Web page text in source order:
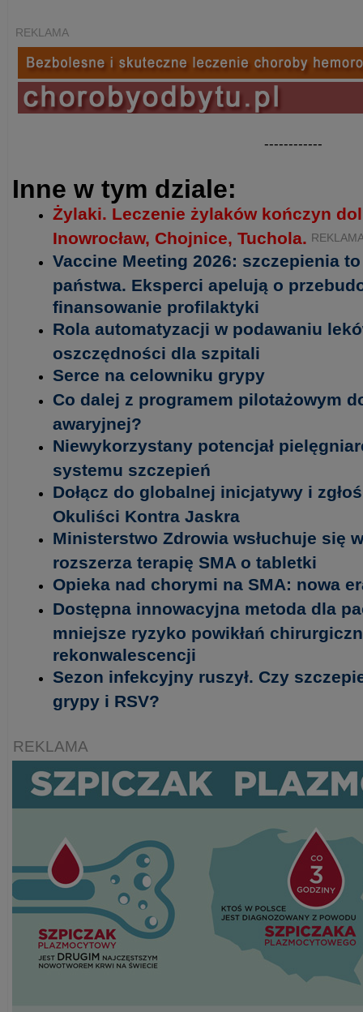
REKLAMA
------------
Inne w tym dziale:
Żylaki. Leczenie żylaków kończyn
Inowrocław, Chojnice, Tuchola.
Vaccine Meeting 2026: szczepienia
państwa. Eksperci apelują o
finansowanie profilaktyki
Rola automatyzacji w podawaniu
oszczędności dla szpitali
Serce na celowniku grypy
Co dalej z programem pilotażowym
awaryjnej?
Niewykorzystany potencjał
systemu szczepień
Dołącz do globalnej inicjatywy i
Okuliści Kontra Jaskra
Ministerstwo Zdrowia wsłuchuje się
rozszerza terapię SMA o tabletki
Opieka nad chorymi na SMA: nowa
Dostępna innowacyjna metoda dla
mniejsze ryzyko powikłań
rekonwalescencji
Sezon infekcyjny ruszył. Czy
grypy i RSV?
REKLAMA